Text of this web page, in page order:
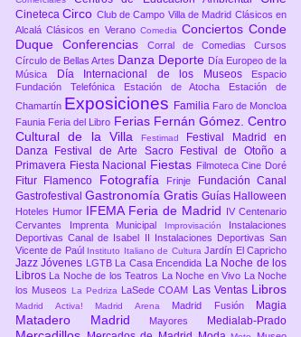
CinetecaCirco Club de Campo Villa de Madrid Clásicos en
AlcaláClásicos en Verano Comedia ConciertosConde
Duque Conferencias Corral de Comedias Cursos
Círculo de Bellas Artes Danza Deporte Día Europeo de la
Música
Día Internacional de los Museos
Espacio
Fundación Telefónica
Estación de Atocha
Estación de
Chamartín Exposiciones Familia Faro de Moncloa
Faunia Feria del Libro Ferias Fernán Gómez. Centro
Cultural de la VillaFestimad
Festival Madrid en
Danza
Festival de Arte Sacro
Festival de Otoño a
Primavera Fiesta Nacional Fiestas Filmoteca Cine Doré
Fitur Flamenco Fotografía Frinje
Fundación Canal
Gastrofestival Gastronomía Gratis Guías Halloween
Hoteles Humor IFEMA Feria de Madrid
IV Centenario
Cervantes
Imprenta Municipal Improvisación
Instalaciones
Deportivas Canal de Isabel II
Instalaciones Deportivas San
Vicente de Paúl
Instituto Italiano de CulturaJardín El Capricho
JazzJóvenes LGTB La Casa Encendida La Noche de los
Libros
La Noche de los Teatros La Noche en Vivo
La Noche
los Museos
La Pedriza LaSede COAM Las Ventas Libros
Madrid Activa! Madrid Arena Madrid Fusión Magia
Matadero Madrid Mayores Medialab-Prado